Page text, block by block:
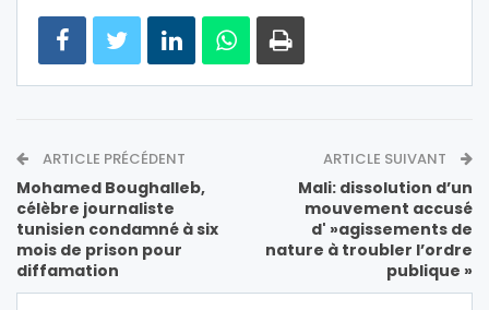
ARTICLE PRÉCÉDENT
Mohamed Boughalleb,
célèbre journaliste
tunisien condamné à six
mois de prison pour
diffamation
ARTICLE SUIVANT
Mali: dissolution d’un
mouvement accusé
d' »agissements de
nature à troubler l’ordre
publique »